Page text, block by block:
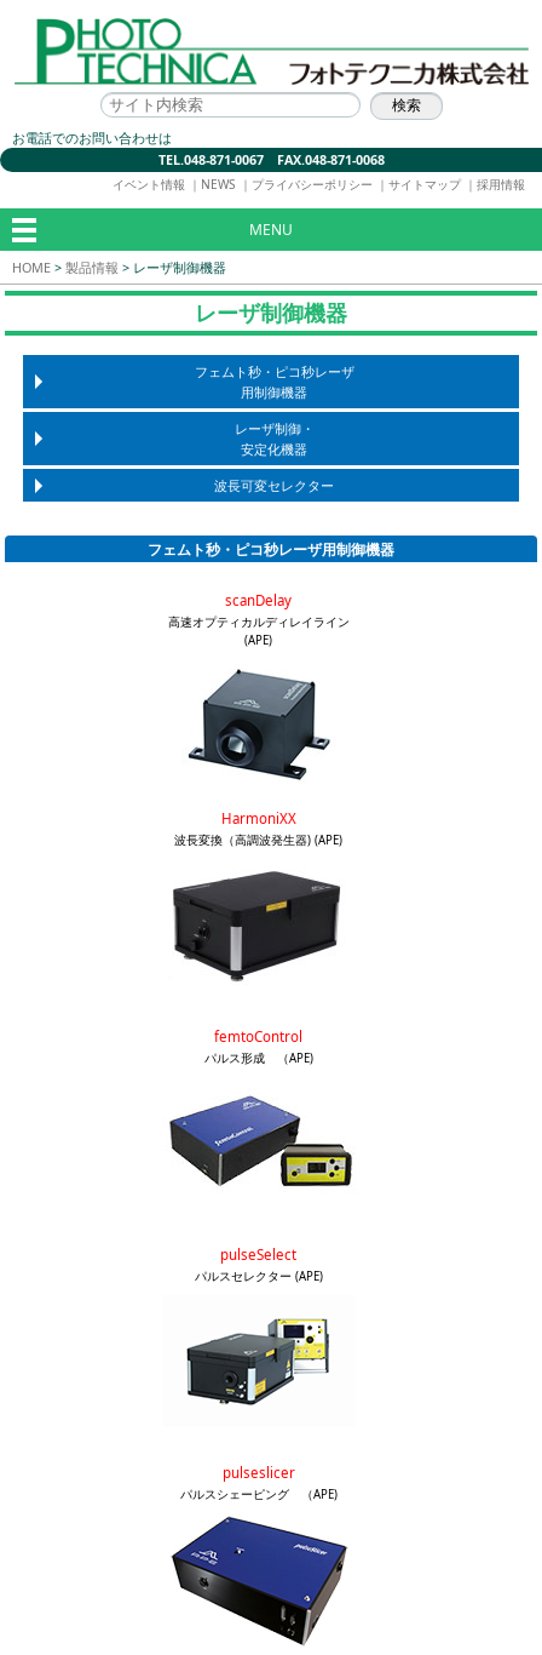
お電話でのお問い合わせは
TEL.048-871-0067 FAX.048-871-0068
イベント情報 ｜ NEWS ｜ プライバシーポリシー ｜ サイトマップ ｜ 採用情報
MENU
HOME > 製品情報 > レーザ制御機器
レーザ制御機器
フェムト秒・ピコ秒レーザ
用制御機器
レーザ制御・
安定化機器
波長可変セレクター
フェムト秒・ピコ秒レーザ用制御機器
scanDelay
高速オプティカルディレイライン
(APE)
HarmoniXX
波長変換（高調波発生器) (APE)
femtoControl
パルス形成 （APE)
pulseSelect
パルスセレクター (APE)
pulseslicer
パルスシェーピング （APE)